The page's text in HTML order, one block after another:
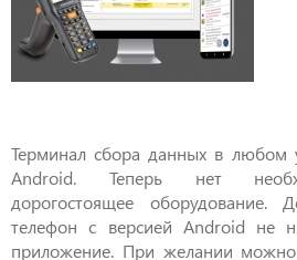
Терминал сбора данных в любом
Android. Теперь нет
дорогостоящее оборудование.
телефон с версией Android не
приложение. При желании